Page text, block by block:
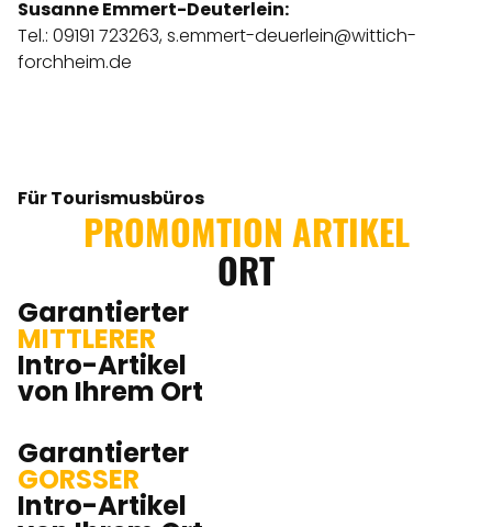
Susanne Emmert-Deuterlein:
Tel.: 09191 723263,s.emmert-deuerlein@wittich-
forchheim.de
Für Tourismusbüros
PROMOMTION ARTIKEL
ORT
Garantierter
MITTLERER
Intro-Artikel
von Ihrem Ort
Garantierter
GORSSER
Intro-Artikel